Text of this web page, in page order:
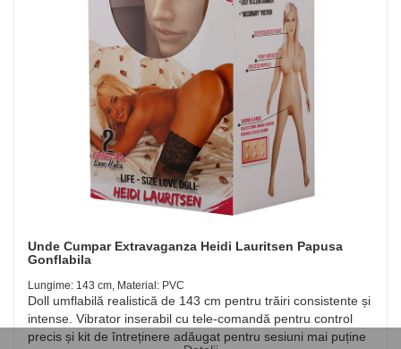
Unde Cumpar Extravaganza Heidi Lauritsen Papusa
Gonflabila
Lungime: 143 cm, Material: PVC
Doll umflabilă realistică de 143 cm pentru trăiri consistente și
intense. Vibrator inserabil cu tele-comandă pentru control
precis și kit de întreținere adăugat pentru sesiuni mai puține